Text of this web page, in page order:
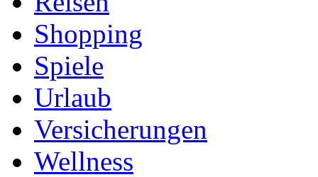
Shopping
Spiele
Urlaub
Versicherungen
Wellness